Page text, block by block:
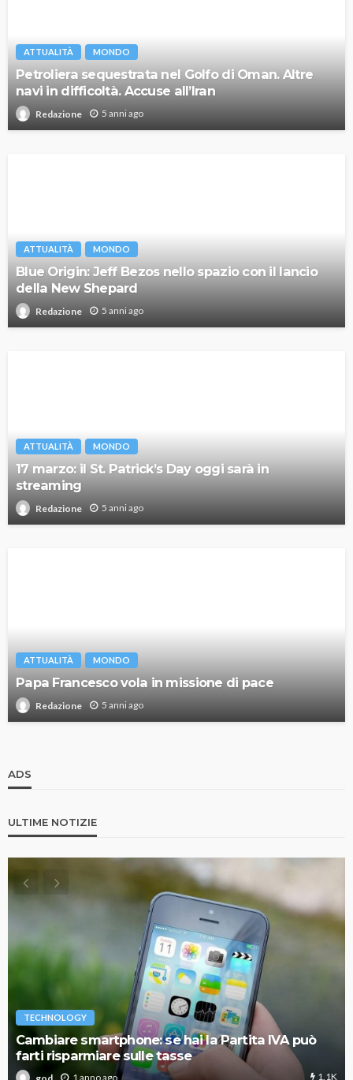
ATTUALITÀ MONDO
Petroliera sequestrata nel Golfo di Oman. Altre
navi in difficoltà. Accuse all’Iran
Redazione 5 anni ago
ATTUALITÀ MONDO
Blue Origin: Jeff Bezos nello spazio con il lancio
della New Shepard
Redazione 5 anni ago
ATTUALITÀ MONDO
17 marzo: il St. Patrick’s Day oggi sarà in
streaming
Redazione 5 anni ago
ATTUALITÀ MONDO
Papa Francesco vola in missione di pace
Redazione 5 anni ago
ADS
ULTIME NOTIZIE
TECHNOLOGY
Cambiare smartphone: se hai la Partita IVA può
farti risparmiare sulle tasse
1 anno ago 1.1K